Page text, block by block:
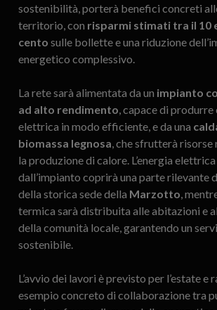
sostenibilità, porterà benefici concreti
territorio, con risparmi stimati tra il 10
cento sulle bollette e una riduzione
energetico complessivo.
La rete sarà alimentata da un impianto
ad alto rendimento , capace di produrre
elettrica in modo efficiente, e da una
biomassa legnosa , che sfrutterà
la produzione di calore. L’energia
dall’impianto coprirà una parte rilevante
della storica sede della Marzotto ,
termica sarà distribuita alle abitazioni e
della comunità locale, garantendo un
sostenibile.
L’avvio dei lavori è previsto per l’estate e
esempio concreto di collaborazione tra